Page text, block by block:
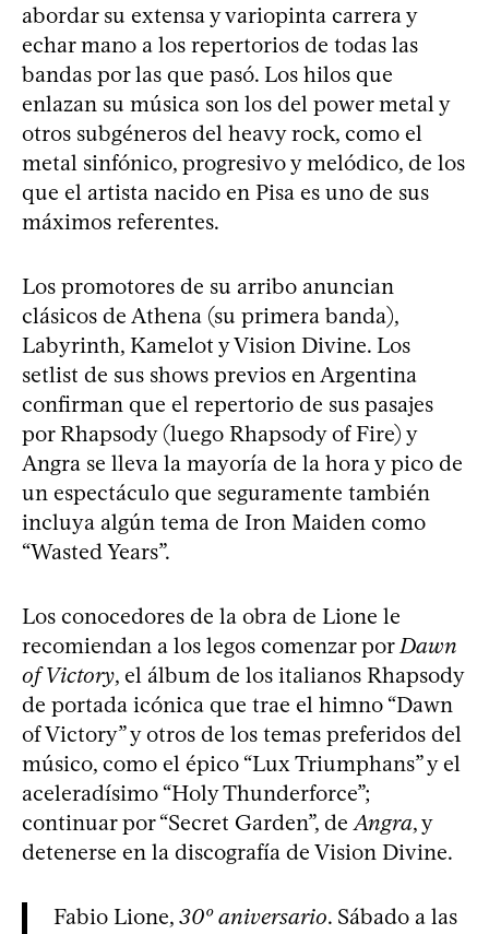
abordar su extensa y variopinta carrera y
echar mano a los repertorios de todas las
bandas por las que pasó. Los hilos que
enlazan su música son los del power metal y
otros subgéneros del heavy rock, como el
metal sinfónico, progresivo y melódico, de los
que el artista nacido en Pisa es uno de sus
máximos referentes.
Los promotores de su arribo anuncian
clásicos de Athena (su primera banda),
Labyrinth, Kamelot y Vision Divine. Los
setlist de sus shows previos en Argentina
confirman que el repertorio de sus pasajes
por Rhapsody (luego Rhapsody of Fire) y
Angra se lleva la mayoría de la hora y pico de
un espectáculo que seguramente también
incluya algún tema de Iron Maiden como
“Wasted Years”.
Los conocedores de la obra de Lione le
recomiendan a los legos comenzar por Dawn
of Victory, el álbum de los italianos Rhapsody
de portada icónica que trae el himno “Dawn
of Victory” y otros de los temas preferidos del
músico, como el épico “Lux Triumphans” y el
aceleradísimo “Holy Thunderforce”;
continuar por “Secret Garden”, de Angra, y
detenerse en la discografía de Vision Divine.
Fabio Lione, 30º aniversario. Sábado a las